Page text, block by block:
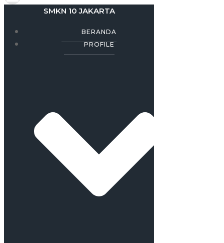
SMKN 10 JAKARTA
BERANDA
PROFILE